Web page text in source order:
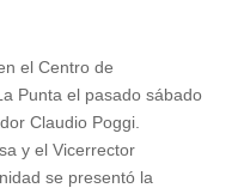
el Centro de
Punta el pasado sábado
Claudio Poggi.
y el Vicerrector
se presentó la